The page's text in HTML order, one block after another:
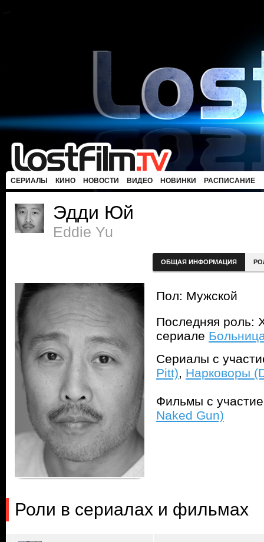
СЕРИАЛЫ КИНО НОВОСТИ ВИДЕО НОВИНКИ РАСПИСАНИЕ
Эдди Юй
Eddie Yu
ОБЩАЯ ИНФОРМАЦИЯ
Пол: Мужской
Последняя роль:
сериале
Сериалы с
Pitt), Нарковоры
Фильмы с
Naked Gun)
Роли в сериалах и фильмах